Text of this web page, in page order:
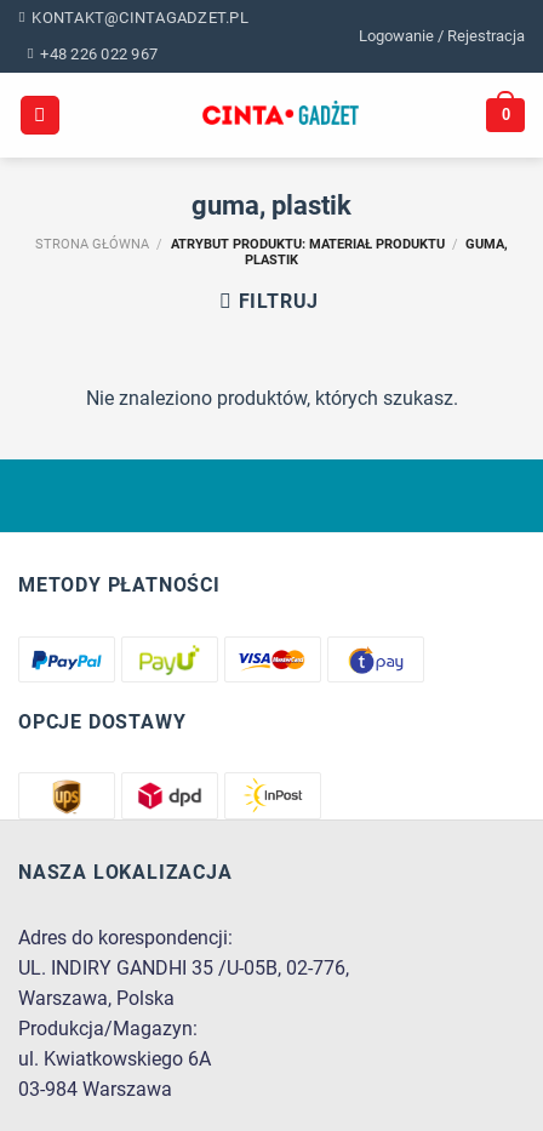
Skip
content
KONTAKT@CINTAGADZET.PL
+48 226 022 967
Logowanie / Rejestracja
0
guma, plastik
STRONA GŁÓWNA / ATRYBUT PRODUKTU: MATERIAŁ PRODUKTU / GUMA,
PLASTIK
FILTRUJ
Nie znaleziono produktów, których szukasz.
METODY PŁATNOŚCI
OPCJE DOSTAWY
NASZA LOKALIZACJA
Adres do korespondencji:
UL. INDIRY GANDHI 35 /U-05B, 02-776,
Warszawa, Polska
Produkcja/Magazyn:
ul. Kwiatkowskiego 6A
03-984 Warszawa